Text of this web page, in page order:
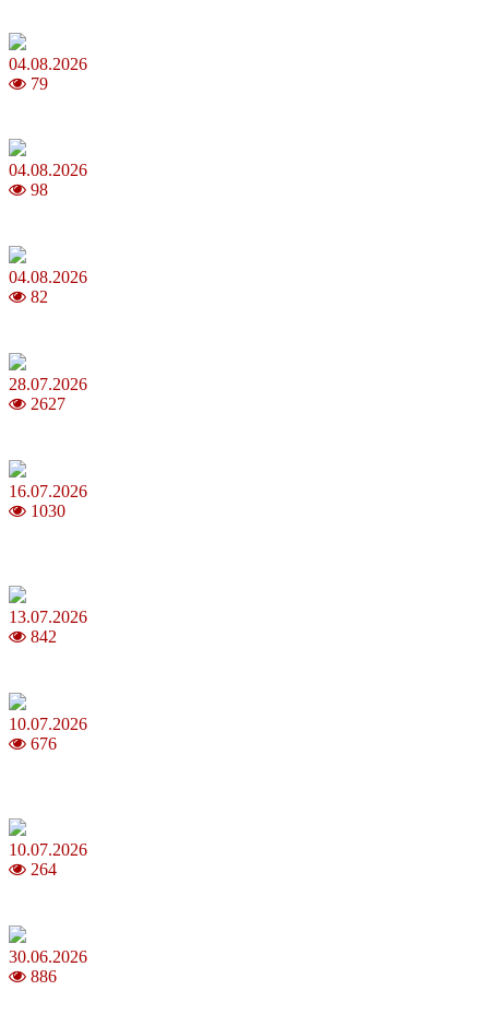
04.08.2026
79
04.08.2026
98
04.08.2026
82
28.07.2026
2627
16.07.2026
1030
13.07.2026
842
10.07.2026
676
10.07.2026
264
30.06.2026
886